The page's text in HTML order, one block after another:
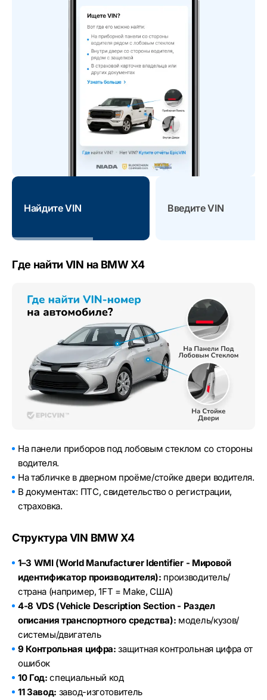
Найдите VIN Введите VIN
Где найти VIN на BMW X4
На панели приборов под лобовым стеклом со стороны
водителя.
На табличке в дверном проёме/стойке двери водителя.
В документах: ПТС, свидетельство о регистрации,
страховка.
Структура VIN BMW X4
1–3 WMI (World Manufacturer Identifier - Мировой
идентификатор производителя): производитель/
страна (например, 1FT = Make, США)
4-8 VDS (Vehicle Description Section - Раздел
описания транспортного средства): модель/кузов/
системы/двигатель
9 Контрольная цифра: защитная контрольная цифра от
ошибок
10 Год: специальный код
11 Завод: завод-изготовитель